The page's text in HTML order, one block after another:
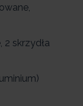
2 skrzydła